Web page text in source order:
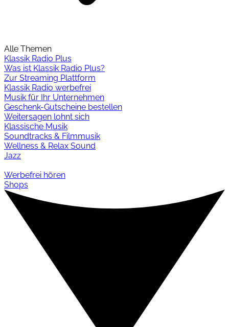
Alle Themen
Klassik Radio Plus
Was ist Klassik Radio Plus?
Zur Streaming Plattform
Klassik Radio werbefrei
Musik für Ihr Unternehmen
Geschenk-Gutscheine bestellen
Weitersagen lohnt sich
Klassische Musik
Soundtracks & Filmmusik
Wellness & Relax Sound
Jazz
Werbefrei hören
Shops